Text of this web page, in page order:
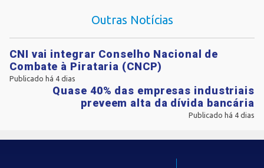
Outras Notícias
CNI vai integrar Conselho Nacional de
Combate à Pirataria (CNCP)
Publicado há 4 dias
Quase 40% das empresas industriais
preveem alta da dívida bancária
Publicado há 4 dias